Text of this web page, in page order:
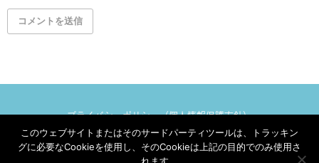
プライバシーポリシー（個人情報保護方針）
Copyright© ジェイアンドユウ［Ｊ&Ｕ］All Rights Reserved.
このウェブサイトまたはそのサードパーティツールは、トラッキン
グに必要なCookieを使用し、そのCookieは上記の目的でのみ使用さ